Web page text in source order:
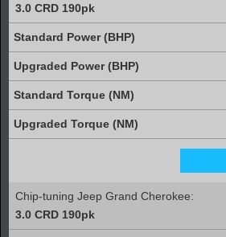
3.0 CRD 190pk
Chip-tuning Jeep Grand Cherokee:
3.0 CRD 190pk